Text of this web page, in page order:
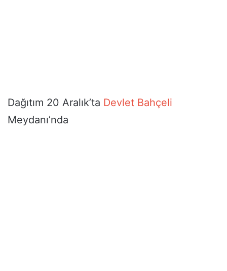
Dağıtım 20 Aralık’ta Devlet Bahçeli
Meydanı’nda